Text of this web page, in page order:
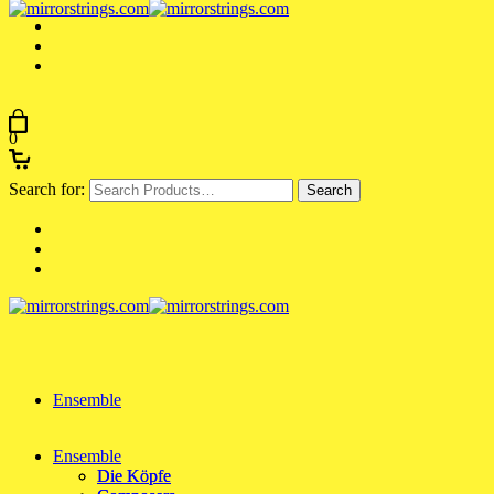
0
Search for:
Ensemble
Die Köpfe
Ensemble
Die Köpfe